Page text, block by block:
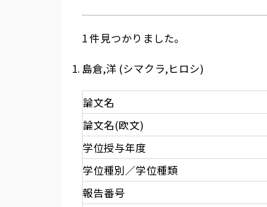
1 件見つかりました。
島倉,洋 (シマクラ,ヒロシ)
論文名
論文名(欧文)
学位授与年度
学位種別／学位種類
報告番号